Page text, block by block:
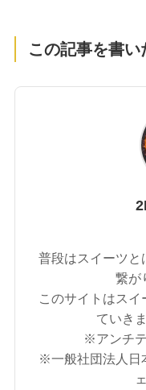
この記事を書い
普段はスイーツと
繋が
このサイトはスイ
ていき
※アンチ
※一般社団法人日